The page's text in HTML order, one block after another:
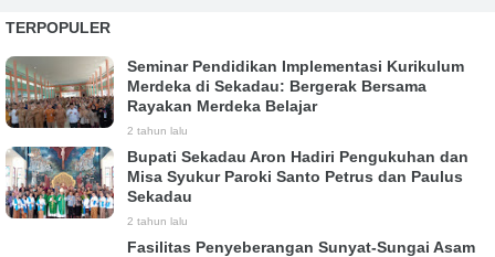
TERPOPULER
Seminar Pendidikan Implementasi Kurikulum
Merdeka di Sekadau: Bergerak Bersama
Rayakan Merdeka Belajar
2 tahun lalu
Bupati Sekadau Aron Hadiri Pengukuhan dan
Misa Syukur Paroki Santo Petrus dan Paulus
Sekadau
2 tahun lalu
Fasilitas Penyeberangan Sunyat-Sungai Asam